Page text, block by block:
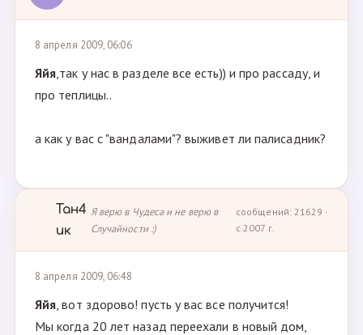
8 апреля 2009, 06:06
Яйя,так у нас в разделе все есть)) и про рассаду, и
про теплицы..
а как у вас с "вандалами"? выживет ли палисадник?
Тан4
ик
Я верю в Чудеса и не верю в
Случайности :)
сообщений: 21629 ·
с 2007 г.
8 апреля 2009, 06:48
Яйя, вот здорово! пусть у вас все получится!
Мы когда 20 лет назад переехали в новый дом,